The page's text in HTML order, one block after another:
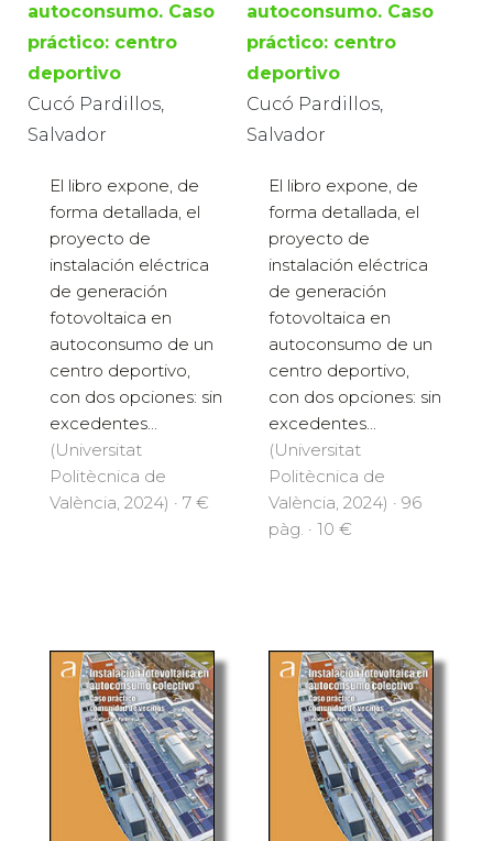
autoconsumo. Caso
práctico: centro
deportivo
Cucó Pardillos,
Salvador
El libro expone, de
forma detallada, el
proyecto de
instalación eléctrica
de generación
fotovoltaica en
autoconsumo de un
centro deportivo,
con dos opciones: sin
excedentes...
(Universitat
Politècnica de
València, 2024) · 7 €
autoconsumo. Caso
práctico: centro
deportivo
Cucó Pardillos,
Salvador
El libro expone, de
forma detallada, el
proyecto de
instalación eléctrica
de generación
fotovoltaica en
autoconsumo de un
centro deportivo,
con dos opciones: sin
excedentes...
(Universitat
Politècnica de
València, 2024) · 96
pàg. · 10 €